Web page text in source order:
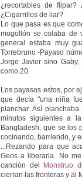
¿recortables de flipar?
¿Cigarrillos de liar?
Lo que pasa es que
mogollón se colaba de
general estaba muy
Torrebruno -Payaso
Jorge Javier sino
como 20.
Los payasos estos, por
que decía "una niña
planchar. Así
minutos siguientes a
Bangladesh, que se los
cocinando, barriendo, y
...Rezando para que
Geos a liberarla. No
canción del
Monstruo
cierran las fronteras y al